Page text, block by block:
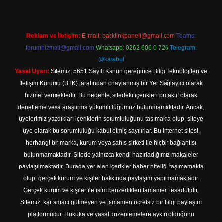
Reklam ve İletişim: E-mail: backlinkpaneli@gmail.com Teams:
forumhizmeti@gmail.com Whatsapp: 0262 606 0 726 Telegram:
@karabul
Yasal Uyarı: Sitemiz, 5651 Sayılı Kanun gereğince Bilgi Teknolojileri ve
İletişim Kurumu (BTK) tarafından onaylanmış bir Yer Sağlayıcı olarak
hizmet vermektedir. Bu nedenle, sitedeki içerikleri proaktif olarak
denetleme veya araştırma yükümlülüğümüz bulunmamaktadır. Ancak,
üyelerimiz yazdıkları içeriklerin sorumluluğunu taşımakta olup, siteye
üye olarak bu sorumluluğu kabul etmiş sayılırlar. Bu internet sitesi,
herhangi bir marka, kurum veya şahıs şirketi ile hiçbir bağlantısı
bulunmamaktadır. Sitede yalnızca kendi hazırladığımız makaleler
paylaşılmaktadır. Burada yer alan içerikler haber niteliği taşımamakta
olup, gerçek kurum ve kişiler hakkında paylaşım yapılmamaktadır.
Gerçek kurum ve kişiler ile isim benzerlikleri tamamen tesadüfidir.
Sitemiz, kar amacı gütmeyen ve tamamen ücretsiz bir bilgi paylaşım
platformudur. Hukuka ve yasal düzenlemelere aykırı olduğunu